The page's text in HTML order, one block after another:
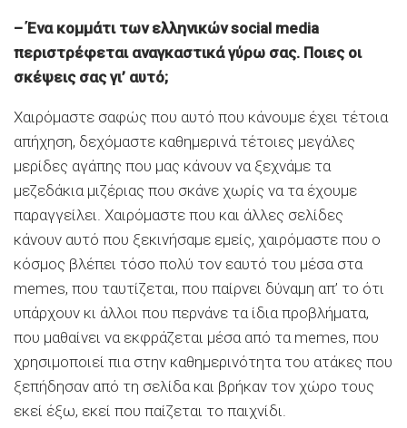
– Ένα κομμάτι των ελληνικών social media
περιστρέφεται αναγκαστικά γύρω σας. Ποιες οι
σκέψεις σας γι’ αυτό;
Χαιρόμαστε σαφώς που αυτό που κάνουμε έχει τέτοια
απήχηση, δεχόμαστε καθημερινά τέτοιες μεγάλες
μερίδες αγάπης που μας κάνουν να ξεχνάμε τα
μεζεδάκια μιζέριας που σκάνε χωρίς να τα έχουμε
παραγγείλει. Χαιρόμαστε που και άλλες σελίδες
κάνουν αυτό που ξεκινήσαμε εμείς, χαιρόμαστε που ο
κόσμος βλέπει τόσο πολύ τον εαυτό του μέσα στα
memes, που ταυτίζεται, που παίρνει δύναμη απ’ το ότι
υπάρχουν κι άλλοι που περνάνε τα ίδια προβλήματα,
που μαθαίνει να εκφράζεται μέσα από τα memes, που
χρησιμοποιεί πια στην καθημερινότητα του ατάκες που
ξεπήδησαν από τη σελίδα και βρήκαν τον χώρο τους
εκεί έξω, εκεί που παίζεται το παιχνίδι.